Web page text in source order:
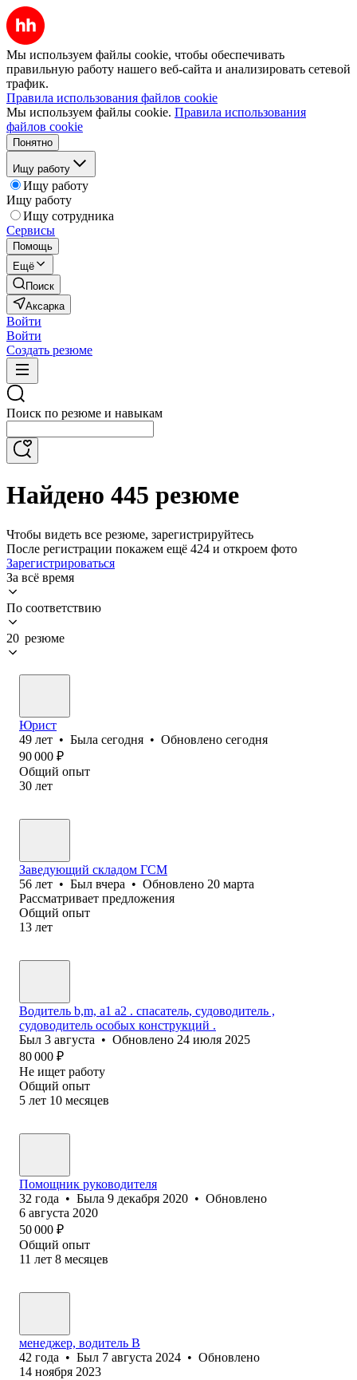
Мы используем файлы cookie, чтобы обеспечивать
правильную работу нашего веб-сайта и анализировать сетевой
трафик.
Правила использования файлов cookie
Мы используем файлы cookie. Правила использования
файлов cookie
Понятно
Ищу работу
Ищу работу
Ищу работу
Ищу сотрудника
Сервисы
Помощь
Ещё
Поиск
Аксарка
Войти
Войти
Создать резюме
Поиск по резюме и навыкам
Найдено 445 резюме
Чтобы видеть все резюме, зарегистрируйтесь
После регистрации покажем ещё 424 и откроем фото
Зарегистрироваться
За всё время
По соответствию
20 резюме
Юрист
49 лет • Была сегодня • Обновлено сегодня
90 000 ₽
Общий опыт
30 лет
Заведующий складом ГСМ
56 лет • Был вчера • Обновлено 20 марта
Рассматривает предложения
Общий опыт
13 лет
Водитель b,m, a1 a2 . спасатель, судоводитель ,
судоводитель особых конструкций .
Был 3 августа • Обновлено 24 июля 2025
80 000 ₽
Не ищет работу
Общий опыт
5 лет 10 месяцев
Помощник руководителя
32 года • Была 9 декабря 2020 • Обновлено
6 августа 2020
50 000 ₽
Общий опыт
11 лет 8 месяцев
менеджер, водитель В
42 года • Был 7 августа 2024 • Обновлено
14 ноября 2023